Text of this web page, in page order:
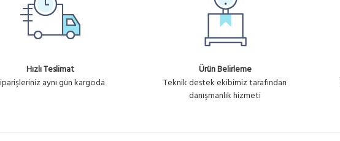
Hızlı Teslimat
aynı gün kargoda
Ürün Belirleme
Teknik destek ekibimiz tarafından
danışmanlık hizmeti